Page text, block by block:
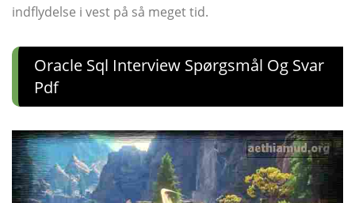
indflydelse i vest på så meget tid.
Oracle Sql Interview Spørgsmål Og Svar
Pdf